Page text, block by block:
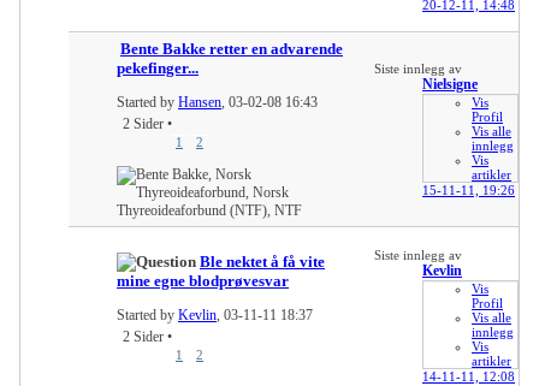
20-12-11, 14:48
Bente Bakke retter en advarende
pekefinger...
Started by Hansen, 03-02-08 16:43
2 Sider •
1 2
Siste innlegg av
Nielsigne
Vis
Profil
Vis alle
innlegg
Vis
artikler
15-11-11, 19:26
Ble nektet å få vite
mine egne blodprøvesvar
Started by Kevlin, 03-11-11 18:37
2 Sider •
1 2
Siste innlegg av
Kevlin
Vis
Profil
Vis alle
innlegg
Vis
artikler
14-11-11, 12:08